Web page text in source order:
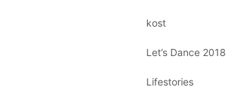
kost
Let’s Dance 2018
Lifestories